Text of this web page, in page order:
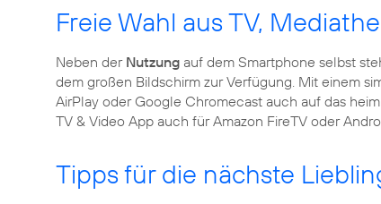
Freie Wahl aus TV,
Neben der Nutzung auf dem Smartphone selbst
dem großen Bildschirm zur Verfügung. Mit einem
AirPlay oder Google Chromecast auch auf das
TV & Video App auch für Amazon FireTV oder
Tipps für die nächste